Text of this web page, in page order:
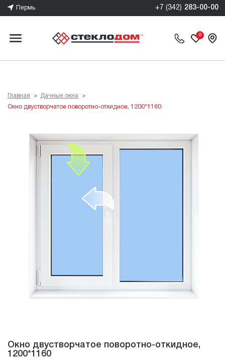
Пермь +7 (342) 283-00-00
0
Главная
Дачные окна
Окно двустворчатое поворотно-откидное, 1200*1160
Окно двустворчатое поворотно-откидное,
1200*1160